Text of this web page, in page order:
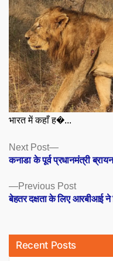
भारत में कहाँ ह�...
Posts
navigation
Previous PostPrevious
post:
बेहतर दक्षता के लिए आरबीआई ने
Next Post
Next
post:
कनाडा के पूर्व प्रधानमंत्री
Recent Posts